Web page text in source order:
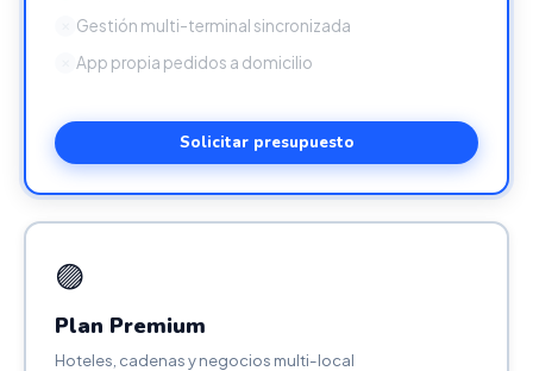
Gestión multi-terminal sincronizada
App propia pedidos a domicilio
Solicitar presupuesto
🟣
Plan Premium
Hoteles, cadenas y negocios multi-local